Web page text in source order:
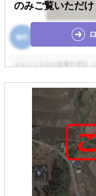
のみご覧いただけ